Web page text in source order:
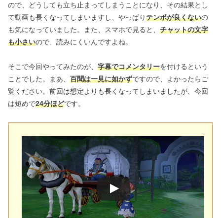
ので、どうしても立ち止まってしまうことになり、その結果とし
て動画も長くなってしまいますし、やっぱりテンポが良くないの
も気になっていました。また、スマホで見ると、 チャットの文字
も小さいので、読みにくいんですよね。
そこで今回やってみたのが、 字幕でコメンタリーを付けるという
ことでした。まあ、 百聞は一見に如かずですので、よかったらご
覧ください。前回は想定よりも長くなってしまいましたが、今回
は短めで24分ほどです。